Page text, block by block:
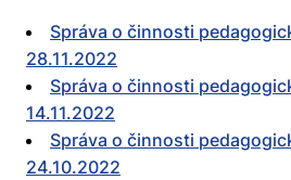
Správa o činnosti
28.11.2022
Správa o činnosti
14.11.2022
Správa o činnosti
24.10.2022